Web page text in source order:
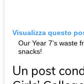
Visualizza questo
Our Year 7’s waste
snacks!
Un post